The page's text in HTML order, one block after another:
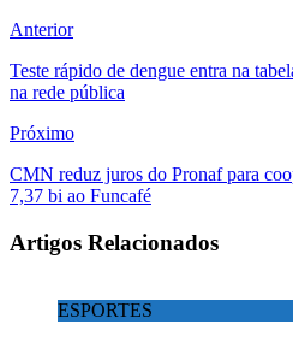
Anterior
Teste rápido de dengue entra na
na rede pública
Próximo
CMN reduz juros do Pronaf para
7,37 bi ao Funcafé
Artigos Relacionados
ESPORTES